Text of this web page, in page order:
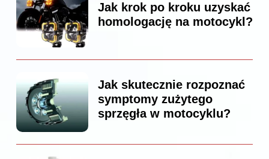
Jak krok po kroku uzyskać
homologację na motocykl?
Jak skutecznie rozpoznać
symptomy zużytego
sprzęgła w motocyklu?